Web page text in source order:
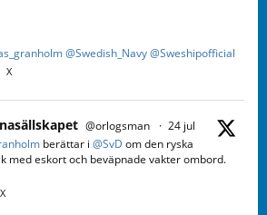
@Swedish_Navy@Sweshipofficial
X
@orlogsman · 24 jul
berättar i @SvD om den ryska
med eskort och beväpnade vakter ombord.
X